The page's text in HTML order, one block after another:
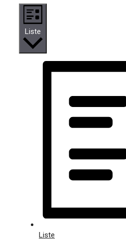
Liste
Liste